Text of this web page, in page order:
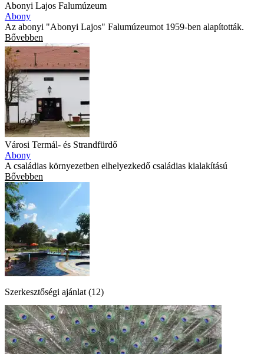
Abonyi Lajos Falumúzeum
Abony
Az abonyi "Abonyi Lajos" Falumúzeumot 1959-ben alapították.
Bővebben
Városi Termál- és Strandfürdő
Abony
A családias környezetben elhelyezkedő családias kialakítású
Bővebben
Szerkesztőségi ajánlat (12)